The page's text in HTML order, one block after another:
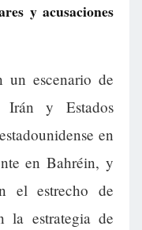
y acusaciones
un escenario de
Irán y Estados
en
en Bahréin, y
el estrecho de
la estrategia de